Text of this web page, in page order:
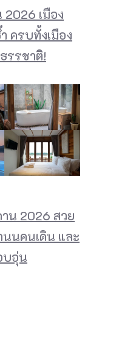
2026 เมือง
ครบทั้งเมือง
รรชาติ!
น 2026 สวย
นนคนเดิน และ
บอุ่น